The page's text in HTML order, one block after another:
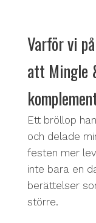
Varför vi
att Mingle
Ett bröllop
och delade
festen mer
inte bara en
berättelser
större.